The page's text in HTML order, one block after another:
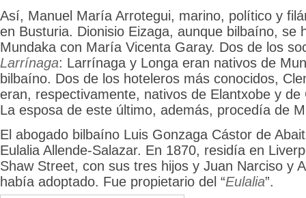
Así, Manuel María Arrotegui, marino, político y
en Busturia. Dionisio Eizaga, aunque bilbaíno, se
Mundaka con María Vicenta Garay. Dos de los
Larrínaga: Larrínaga y Longa eran nativos de
bilbaíno. Dos de los hoteleros más conocidos,
eran, respectivamente, nativos de Elantxobe y de
La esposa de este último, además, procedía de
El abogado bilbaíno Luis Gonzaga Cástor de
Eulalia Allende-Salazar. En 1870, residía en
Shaw Street, con sus tres hijos y Juan Narciso y
había adoptado. Fue propietario del “Eulalia”.